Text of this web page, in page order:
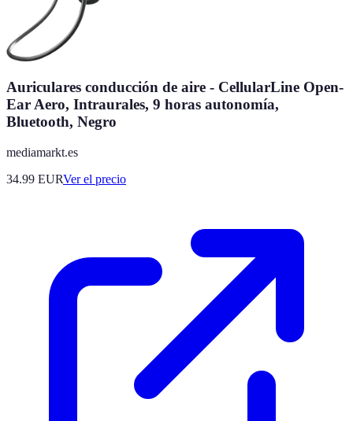
Auriculares conducción de aire - CellularLine Open-
Ear Aero, Intraurales, 9 horas autonomía,
Bluetooth, Negro
mediamarkt.es
34.99 EURVer el precio